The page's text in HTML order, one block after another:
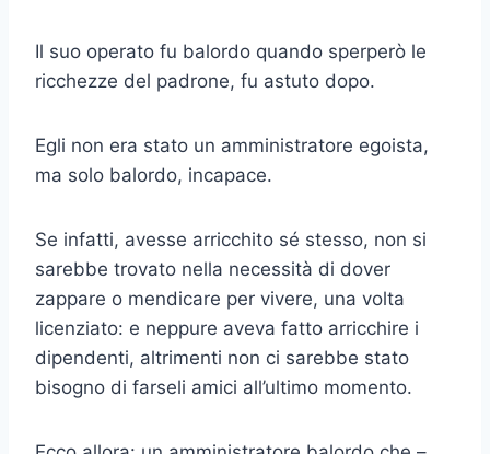
Il suo operato fu balordo quando sperperò le
ricchezze del padrone, fu astuto dopo.
Egli non era stato un amministratore egoista,
ma solo balordo, inca­pace.
Se infatti, avesse arricchito sé stesso, non si
sarebbe trovato nella necessità di dover
zappare o mendicare per vivere, una volta
licenziato: e neppure aveva fatto arricchire i
dipendenti, altrimenti non ci sarebbe stato
bisogno di farseli amici all’ultimo momento.